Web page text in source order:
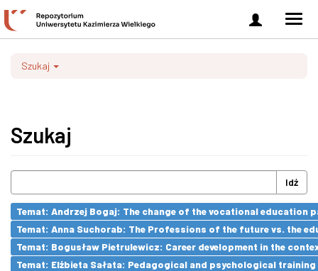
Zaloguj
się
Szukaj
Szukaj
Idź
Temat: Andrzej Bogaj: The change of the vocational education
Temat: Anna Suchorab: The Professions of the future vs. the
Temat: Bogusław Pietrulewicz: Career development in the
Temat: Elżbieta Sałata: Pedagogical and psychological